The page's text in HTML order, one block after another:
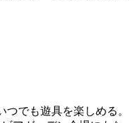
でも遊具を楽しめる。